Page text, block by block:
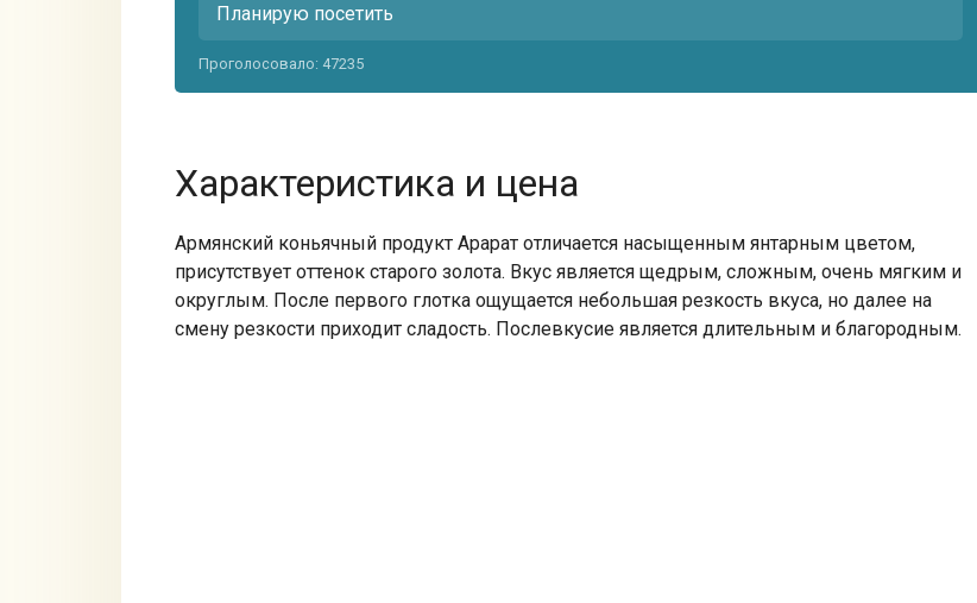
Планирую посетить
Проголосовало: 47235
Характеристика и цена
Армянский коньячный продукт Арарат отличается насыщенным янтарным цветом,
присутствует оттенок старого золота. Вкус является щедрым, сложным, очень мягким и
округлым. После первого глотка ощущается небольшая резкость вкуса, но далее на
смену резкости приходит сладость. Послевкусие является длительным и благородным.